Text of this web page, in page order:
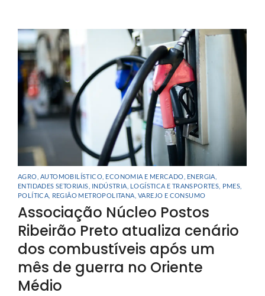
AGRO AUTOMOBILÍSTICO ECONOMIA E MERCADO ENERGIA
ENTIDADES SETORIAIS INDÚSTRIA LOGÍSTICA E TRANSPORTES PMES
POLÍTICA REGIÃO METROPOLITANA VAREJO E CONSUMO
Associação Núcleo Postos
Ribeirão Preto atualiza cenário
dos combustíveis após um
mês de guerra no Oriente
Médio